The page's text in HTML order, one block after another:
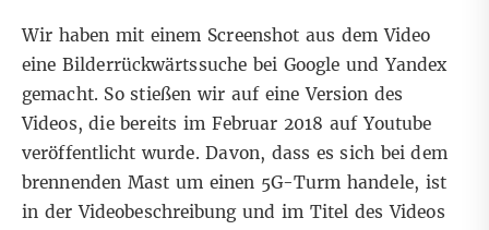
Wir haben mit einem Screenshot aus dem Video
eineBilderrückwärtssuche bei Google undYandex
gemacht. So stießen wir auf eine Version des
Videos, die bereits im Februar 2018 aufYoutube
veröffentlicht wurde. Davon, dass es sich bei dem
brennenden Mast um einen 5G-Turm handele, ist
in der Videobeschreibung und im Titel des Videos